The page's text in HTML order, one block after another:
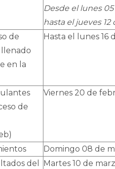
Desde el lunes
hasta el jueves
de
en la
Hasta el lunes 16
de
Viernes 20 de
Domingo 08 de
del
Martes 10 de